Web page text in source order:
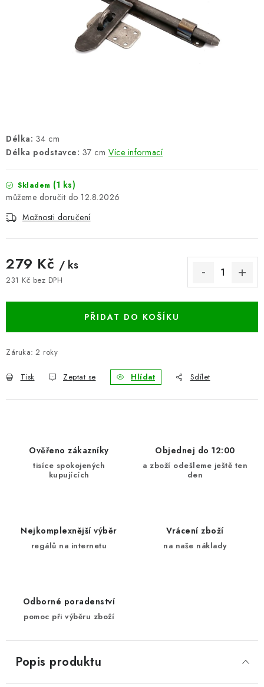
PARKOVACÍ BLOKÁDY
ČASTO KLADENÉ DOTAZY
B2B - VELKOOBCHOD
NAPIŠTE NÁM
BLOG
Hodnocení obchodu
Reklamace zboží
Obchodní a dodací podmínky
Délka: 34 cm
Délka podstavce: 37 cm Více informací
Skladem (1 ks)
12.8.2026
Možnosti doručení
279 Kč / ks
231 Kč bez DPH
PŘIDAT DO KOŠÍKU
Záruka: 2 roky
Tisk Zeptat se Hlídat Sdílet
Ověřeno zákazníky
tisíce spokojených
kupujících
Objednej do 12:00
a zboží odešleme ještě ten
den
Nejkomplexnější výběr
regálů na internetu
Vrácení zboží
na naše náklady
Odborné poradenství
pomoc při výběru zboží
Popis produktu